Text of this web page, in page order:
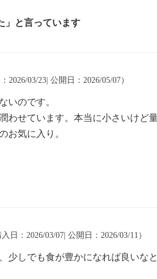
」と言っています
2026/03/23| 公開日：2026/05/07）
いのです。
わせています。本当に小さいけど
お気に入り。
日：2026/03/07| 公開日：2026/03/11）
しでも食が豊かになれば良いな